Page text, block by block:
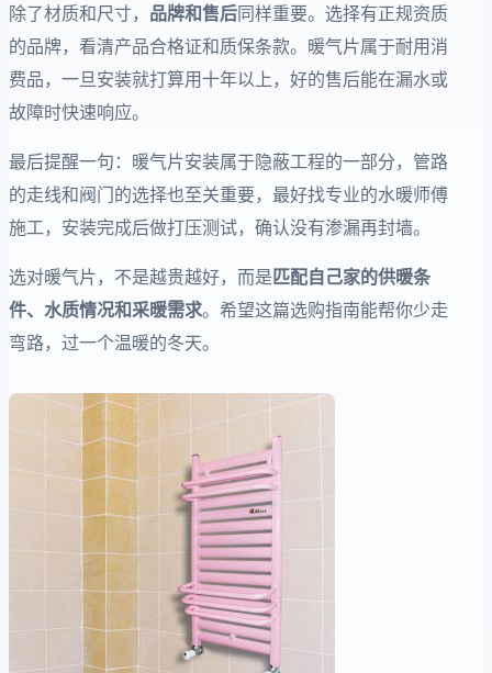
除了材质和尺寸， 品牌和售后同样重要。选择有正规资质
的品牌，看清产品合格证和质保条款。暖气片属于耐用消
费品，一旦安装就打算用十年以上，好的售后能在漏水或
故障时快速响应。
最后提醒一句：暖气片安装属于隐蔽工程的一部分，管路
的走线和阀门的选择也至关重要，最好找专业的水暖师傅
施工，安装完成后做打压测试，确认没有渗漏再封墙。
选对暖气片，不是越贵越好，而是匹配自己家的供暖条
件、水质情况和采暖需求。希望这篇选购指南能帮你少走
弯路，过一个温暖的冬天。